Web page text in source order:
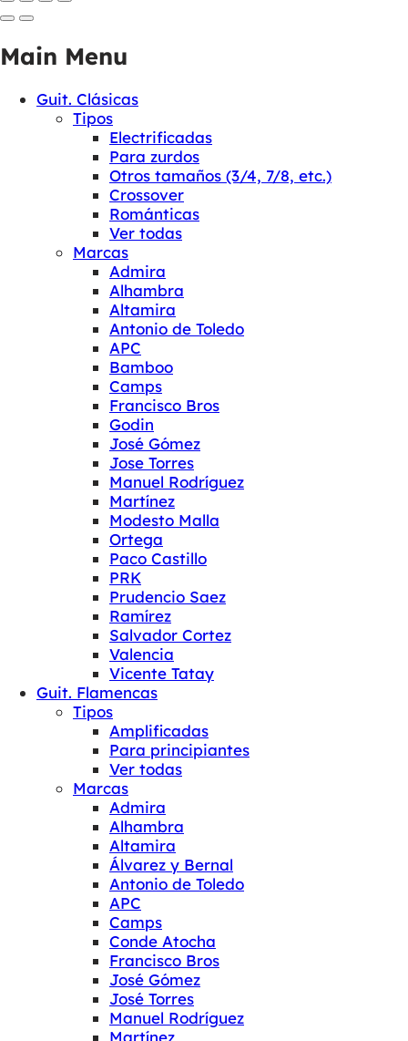
Main Menu
Guit. Clásicas
Tipos
Electrificadas
Para zurdos
Otros tamaños (3/4, 7/8, etc.)
Crossover
Románticas
Ver todas
Marcas
Admira
Alhambra
Altamira
Antonio de Toledo
APC
Bamboo
Camps
Francisco Bros
Godin
José Gómez
Jose Torres
Manuel Rodríguez
Martínez
Modesto Malla
Ortega
Paco Castillo
PRK
Prudencio Saez
Ramírez
Salvador Cortez
Valencia
Vicente Tatay
Guit. Flamencas
Tipos
Amplificadas
Para principiantes
Ver todas
Marcas
Admira
Alhambra
Altamira
Álvarez y Bernal
Antonio de Toledo
APC
Camps
Conde Atocha
Francisco Bros
José Gómez
José Torres
Manuel Rodríguez
Martínez